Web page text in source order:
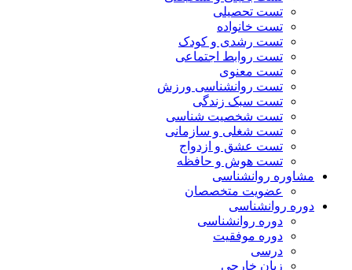
تست تحصیلی
تست خانواده
تست رشدی و کودک
تست روابط اجتماعی
تست معنوی
تست روانشناسی ورزش
تست سبک زندگی
تست شخصیت شناسی
تست شغلی و سازمانی
تست عشق و ازدواج
تست هوش و حافظه
مشاوره روانشناسی
عضویت متخصصان
دوره روانشناسی
دوره روانشناسی
دوره موفقیت
درسی
زبان خارجی